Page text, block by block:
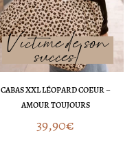
CABAS XXL LÉOPARD COEUR –
AMOUR TOUJOURS
39,90€